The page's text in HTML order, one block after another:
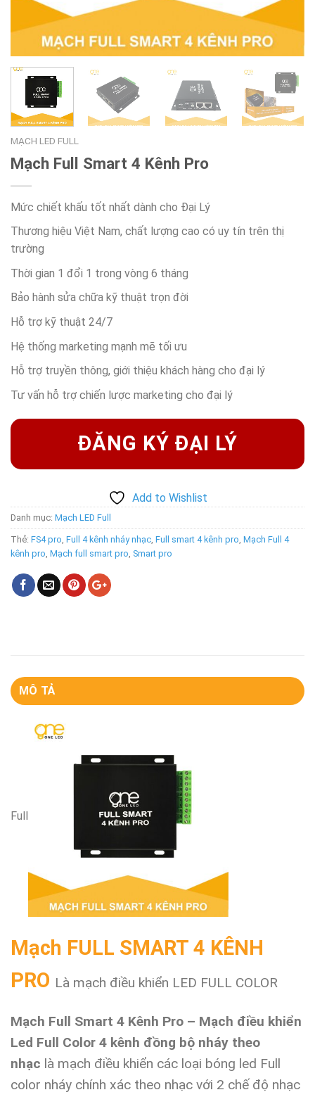
MẠCH LED FULL
Mạch Full Smart 4 Kênh Pro
Mức chiết khấu tốt nhất dành cho Đại Lý
Thương hiệu Việt Nam, chất lượng cao có uy tín trên thị
trường
Thời gian 1 đổi 1 trong vòng 6 tháng
Bảo hành sửa chữa kỹ thuật trọn đời
Hỗ trợ kỹ thuật 24/7
Hệ thống marketing mạnh mẽ tối ưu
Hỗ trợ truyền thông, giới thiệu khách hàng cho đại lý
Tư vấn hỗ trợ chiến lược marketing cho đại lý
ĐĂNG KÝ ĐẠI LÝ
Add to Wishlist
Danh mục: Mạch LED Full
Thẻ: FS4 pro, Full 4 kênh nháy nhạc, Full smart 4 kênh pro, Mạch Full 4
kênh pro, Mạch full smart pro, Smart pro
MÔ TẢ
Full
Mạch FULL SMART 4 KÊNH
PRO Là mạch điều khiển LED FULL COLOR
Mạch Full Smart 4 Kênh Pro – Mạch điều khiển
Led Full Color 4 kênh đồng bộ nháy theo
nhạc là mạch điều khiển các loại bóng led Full
color nháy chính xác theo nhạc với 2 chế độ nhạc